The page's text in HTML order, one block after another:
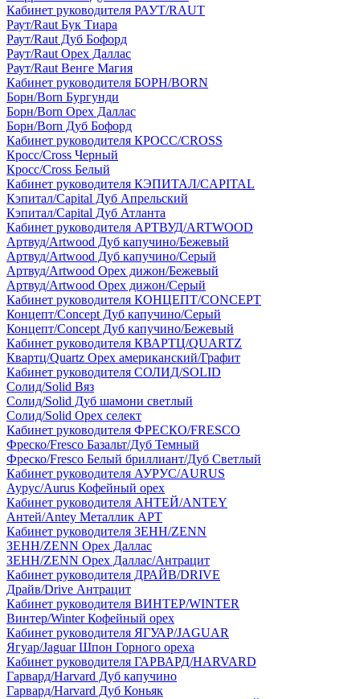
Кабинет руководителя РАУТ/RAUT
Раут/Raut Бук Тиара
Раут/Raut Дуб Бофорд
Раут/Raut Орех Даллас
Раут/Raut Венге Магия
Кабинет руководителя БОРН/BORN
Борн/Born Бургунди
Борн/Born Орех Даллас
Борн/Born Дуб Бофорд
Кабинет руководителя КРОСС/CROSS
Кросс/Cross Черный
Кросс/Cross Белый
Кабинет руководителя КЭПИТАЛ/CAPITAL
Кэпитал/Capital Дуб Апрельский
Кэпитал/Capital Дуб Атланта
Кабинет руководителя АРТВУД/ARTWOOD
Артвуд/Artwood Дуб капучино/Бежевый
Артвуд/Artwood Дуб капучино/Серый
Артвуд/Artwood Орех дижон/Бежевый
Артвуд/Artwood Орех дижон/Серый
Кабинет руководителя КОНЦЕПТ/CONCEPT
Концепт/Concept Дуб капучино/Серый
Концепт/Concept Дуб капучино/Бежевый
Кабинет руководителя КВАРТЦ/QUARTZ
Квартц/Quartz Орех американский/Графит
Кабинет руководителя СОЛИД/SOLID
Солид/Solid Вяз
Солид/Solid Дуб шамони светлый
Солид/Solid Орех селект
Кабинет руководителя ФРЕСКО/FRESCO
Фреско/Fresco Базальт/Дуб Темный
Фреско/Fresco Белый бриллиант/Дуб Светлый
Кабинет руководителя АУРУС/AURUS
Аурус/Aurus Кофейный орех
Кабинет руководителя АНТЕЙ/ANTEY
Антей/Antey Металлик АРТ
Кабинет руководителя ЗЕНН/ZENN
ЗЕНН/ZENN Орех Даллас
ЗЕНН/ZENN Орех Даллас/Антрацит
Кабинет руководителя ДРАЙВ/DRIVE
Драйв/Drive Антрацит
Кабинет руководителя ВИНТЕР/WINTER
Винтер/Winter Кофейный орех
Кабинет руководителя ЯГУАР/JAGUAR
Ягуар/Jaguar Шпон Горного ореха
Кабинет руководителя ГАРВАРД/HARVARD
Гарвард/Harvard Дуб капучино
Гарвард/Harvard Дуб Коньяк